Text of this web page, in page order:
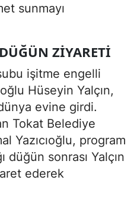
sunmayı
ZIYARETI
işitme engelli
Hüseyin Yalçın,
evine girdi.
Tokat Belediye
Yazıcıoğlu, program
düğün sonrası Yalçın
ederek